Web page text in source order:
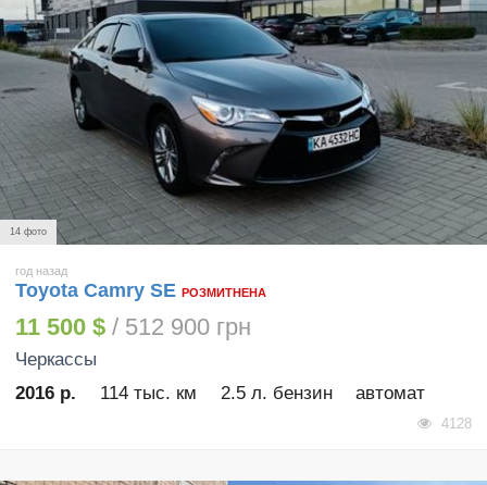
14 фото
год назад
Toyota Camry SE РОЗМИТНЕНА
11 500 $ / 512 900 грн
Черкассы
2016 р.
114 тыс. км 2.5 л. бензин автомат
4128